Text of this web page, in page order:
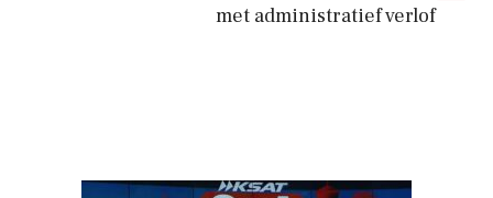
met administratief verlof